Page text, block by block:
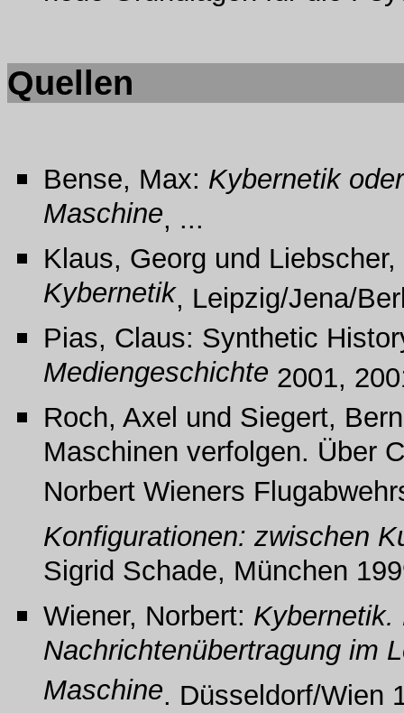
Quellen
Bense, Max: Kybernetik
Maschine, ...
Klaus, Georg und
Kybernetik, Leipzig/Jena/
Pias, Claus: Synthetic
Mediengeschichte 2001,
Roch, Axel und Siegert,
Maschinen verfolgen. Über
Norbert Wieners
Konfigurationen: zwischen
Sigrid Schade, München
Wiener, Norbert: Kybernetik.
Nachrichtenübertragung im
Maschine. Düsseldorf/Wien